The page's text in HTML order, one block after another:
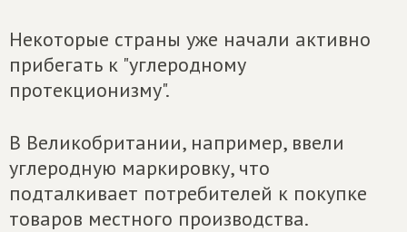
Некоторые страны уже начали активно
прибегать к "углеродному
протекционизму".
В Великобритании, например, ввели
углеродную маркировку, что
подталкивает потребителей к покупке
товаров местного производства.